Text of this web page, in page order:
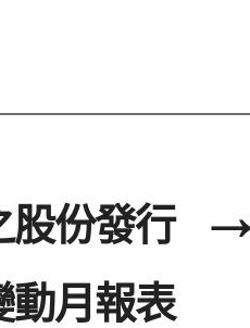
→
股份發行
動月報表